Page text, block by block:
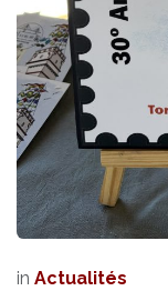
in Actualités